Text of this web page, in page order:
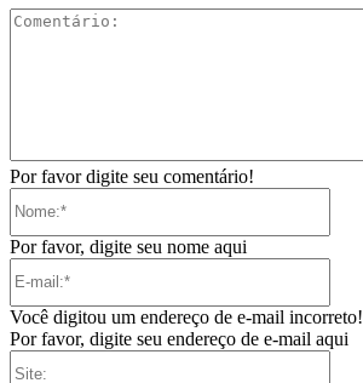
Por favor digite seu comentário!
Por favor, digite seu nome aqui
Você digitou um endereço de e-mail incorreto!
Por favor, digite seu endereço de e-mail aqui